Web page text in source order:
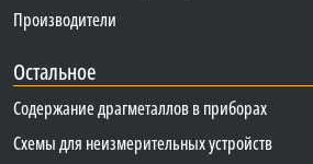
Производители
Остальное
Содержание драгметаллов в приборах
Схемы для неизмерительных устройств